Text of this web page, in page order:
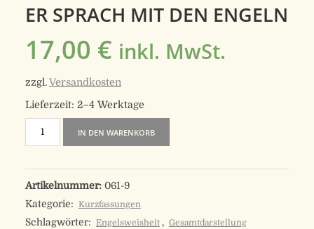
ER SPRACH MIT DEN ENGELN
17,00 € inkl. MwSt.
zzgl.Versandkosten
Lieferzeit: 2–4 Werktage
sprach
mit
den
Engeln
IN DEN WARENKORB
Artikelnummer: 061-9
Kategorie: Kurzfassungen
Schlagwörter: Engelsweisheit , Gesamtdarstellung